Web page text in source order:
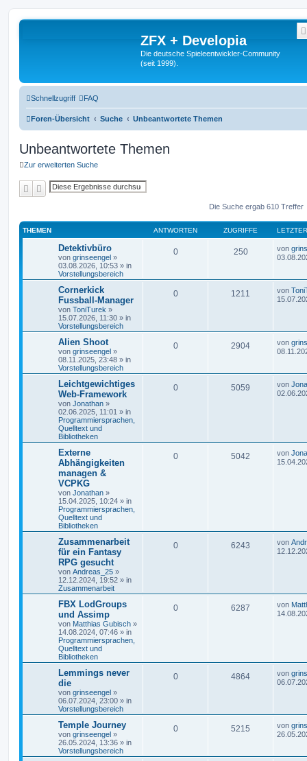
ZFX + Developia
Die deutsche Spieleentwickler-Community
(seit 1999).
Schnellzugriff FAQ
Foren-Übersicht Suche Unbeantwortete Themen
Unbeantwortete Themen
Zur erweiterten Suche
SucheErweiterte Suche
Die Suche ergab 610 Treffer
THEMEN ANTWORTEN ZUGRIFFE
Detektivbüro
von grinseengel »
03.08.2026, 10:53 » in
Vorstellungsbereich
0 250 von
Cornerkick
Fussball-Manager
von ToniTurek »
15.07.2026, 11:30 » in
Vorstellungsbereich
0 1211 von
Alien Shoot
von grinseengel »
08.11.2025, 23:48 » in
Vorstellungsbereich
0 2904 von
Leichtgewichtiges
Web-Framework
von Jonathan »
02.06.2025, 11:01 » in
Programmiersprachen,
Quelltext und
Bibliotheken
0 5059 von
Externe
Abhängigkeiten
managen &
VCPKG
von Jonathan »
15.04.2025, 10:24 » in
Programmiersprachen,
Quelltext und
Bibliotheken
0 5042 von
Zusammenarbeit
für ein Fantasy
RPG gesucht
von Andreas_25 »
12.12.2024, 19:52 » in
Zusammenarbeit
0 6243 von
FBX LodGroups
und Assimp
von Matthias Gubisch »
14.08.2024, 07:46 » in
Programmiersprachen,
Quelltext und
Bibliotheken
0 6287 von
Lemmings never
die
von grinseengel »
06.07.2024, 23:00 » in
Vorstellungsbereich
0 4864 von
Temple Journey
von grinseengel »
26.05.2024, 13:36 » in
Vorstellungsbereich
0 5215 von